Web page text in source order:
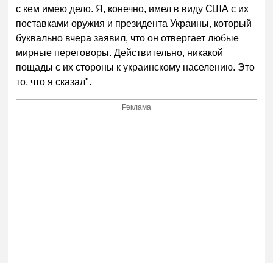
с кем имею дело. Я, конечно, имел в виду США с их
поставками оружия и президента Украины, который
буквально вчера заявил, что он отвергает любые
мирные переговоры. Действительно, никакой
пощады с их стороны к украинскому населению. Это
то, что я сказал".
Реклама